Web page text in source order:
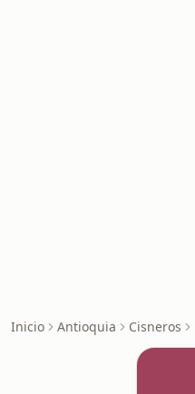
Inicio Antioquia Cisneros